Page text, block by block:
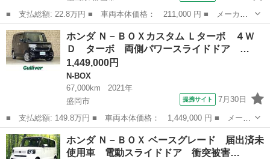
■ 支払総額: 22.8万円 ■ 車両本体価格： 211,000 円 ■ メーカー
名： ホンダ ■ 車種名： Ｎ－ＢＯＸ ■ グレード名： Ｇ・Ｌパ
ッケージ ナビ フルセグＴＶ ＤＶＤ再生 ＥＴＣ スマートキ
ー パワースラ...
福島 郡山市 N-BOX
ホンダ Ｎ－ＢＯＸカスタム Ｌターボ ４Ｗ
Ｄ ターボ 両側パワースライドドア …
1,449,000円
N-BOX
67,000km
2021年
盛岡市
提携サイト 7月30日
■ 支払総額: 149.8万円 ■ 車両本体価格： 1,449,000 円 ■ メーカ
ー名： ホンダ ■ 車種名： Ｎ－ＢＯＸカスタム ■ グレード
名： Ｌターボ ４ＷＤ ターボ 両側パワースライドドア ホンダ
センシング ...
岩手 盛岡市 N-BOX
ホンダ Ｎ－ＢＯＸ ベースグレード 届出済未
使用車 電動スライドドア 衝突被害…